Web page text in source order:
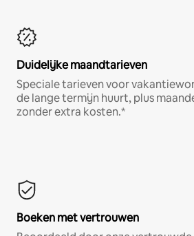
Duidelijke maandtarieven
Speciale tarieven voor
de lange termijn huurt, plus
zonder extra kosten.*
Boeken met vertrouwen